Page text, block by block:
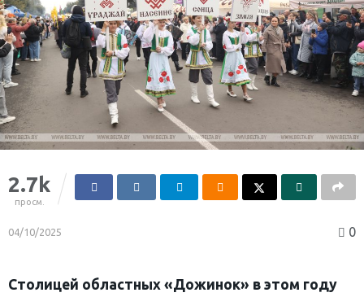
2.7k
просм.
04/10/2025 0
Столицей областных «Дожинок» в этом году